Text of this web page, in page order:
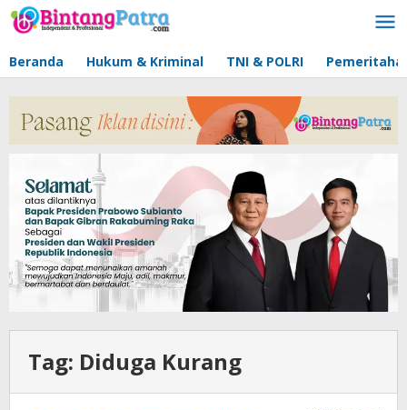
Lewati
ke
Beranda Hukum & Kriminal TNI & POLRI
Tag: Diduga Kurang